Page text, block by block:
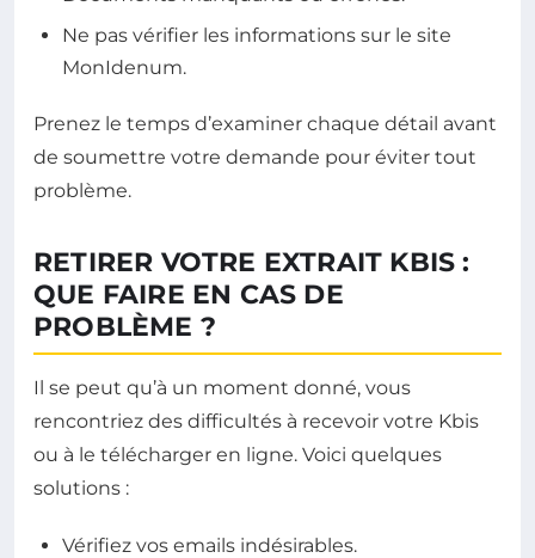
Ne pas vérifier les informations sur le site
MonIdenum.
Prenez le temps d’examiner chaque détail avant
de soumettre votre demande pour éviter tout
problème.
RETIRER VOTRE EXTRAIT KBIS :
QUE FAIRE EN CAS DE
PROBLÈME ?
Il se peut qu’à un moment donné, vous
rencontriez des difficultés à recevoir votre Kbis
ou à le télécharger en ligne. Voici quelques
solutions :
Vérifiez vos emails indésirables.